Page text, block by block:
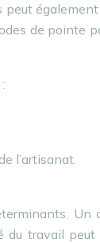
de pointe
l’artisanat.
Un
travail peut